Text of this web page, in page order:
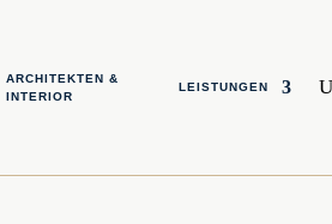
ARCHITEKTEN &
INTERIOR
LEISTUNGEN